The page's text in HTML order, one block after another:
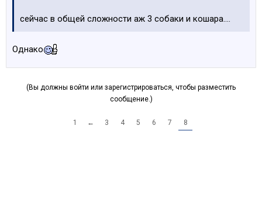
сейчас в общей сложности аж 3 собаки и кошара....
Однако
(Вы должны войти или зарегистрироваться, чтобы разместить
сообщение.)
1 ← 3 4 5 6 7 8